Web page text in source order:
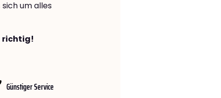
sich um alles
richtig!
Günstiger Service